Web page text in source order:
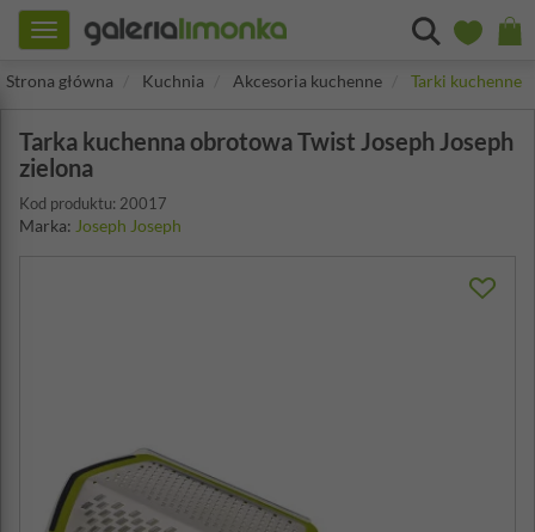
Toggle
navigation
Strona główna
Kuchnia Akcesoria kuchenne Tarki kuchenne
Tarka kuchenna obrotowa Twist Joseph Joseph
zielona
Kod produktu: 20017
Marka: Joseph Joseph